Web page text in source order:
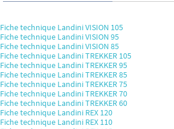
Fiche technique Landini VISION 105
Fiche technique Landini VISION 95
Fiche technique Landini VISION 85
Fiche technique Landini TREKKER 105
Fiche technique Landini TREKKER 95
Fiche technique Landini TREKKER 85
Fiche technique Landini TREKKER 75
Fiche technique Landini TREKKER 70
Fiche technique Landini TREKKER 60
Fiche technique Landini REX 120
Fiche technique Landini REX 110